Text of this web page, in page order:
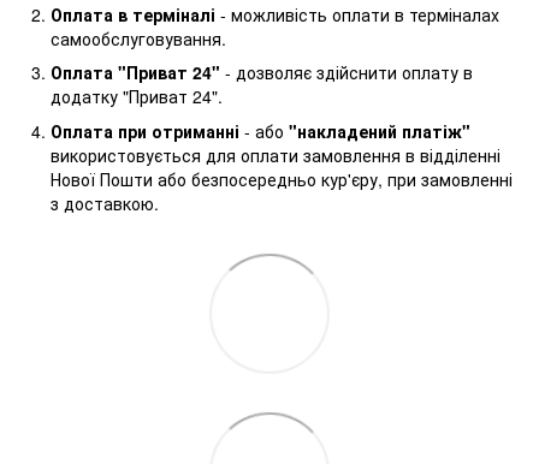
Оплата в терміналі - можливість оплати в терміналах
самообслуговування.
Оплата "Приват 24" - дозволяє здійснити оплату в
додатку "Приват 24".
Оплата при отриманні - або "накладений платіж"
використовується для оплати замовлення в відділенні
Нової Пошти або безпосередньо кур'єру, при замовленні
з доставкою.